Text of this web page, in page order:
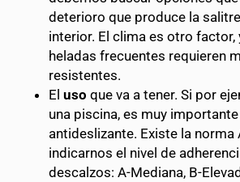
deterioro que produce la
interior. El clima es otro factor,
heladas frecuentes requieren
resistentes.
El uso que va a tener. Si por
una piscina, es muy
antideslizante. Existe la norma
indicarnos el nivel de
descalzos: A-Mediana, B-